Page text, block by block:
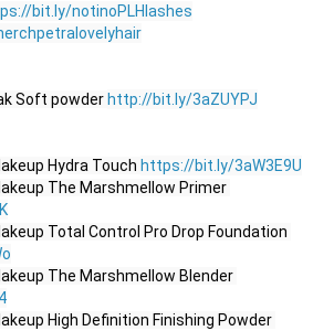
bit.ly/notinoPLHlashes
Soft powder http://bit.ly/3aZUYPJ
Hydra Touch https://bit.ly/3aW3E9U
The Marshmellow Primer
Total Control Pro Drop Foundation
The Marshmellow Blender
High Definition Finishing Powder